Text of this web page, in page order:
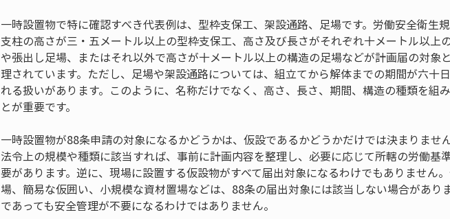
一時設置物で特に確認すべき代表例は、型枠支保工、架設通路、足場です。労働安全衛生規
支柱の高さが三・五メートル以上の型枠支保工、高さ及び長さがそれぞれ十メートル以上
や張出し足場、またはそれ以外で高さが十メートル以上の構造の足場などが計画届の対象
理されています。ただし、足場や架設通路については、組立てから解体までの期間が六十
れる扱いがあります。このように、名称だけでなく、高さ、長さ、期間、構造の種類を組
とが重要です。
一時設置物が88条申請の対象になるかどうかは、仮設であるかどうかだけでは決まりませ
法令上の規模や種類に該当すれば、事前に計画内容を整理し、必要に応じて所轄の労働基
要があります。逆に、現場に設置する仮設物がすべて届出対象になるわけでもありません
場、簡易な仮囲い、小規模な資材置場などは、88条の届出対象には該当しない場合があり
であっても安全管理が不要になるわけではありません。